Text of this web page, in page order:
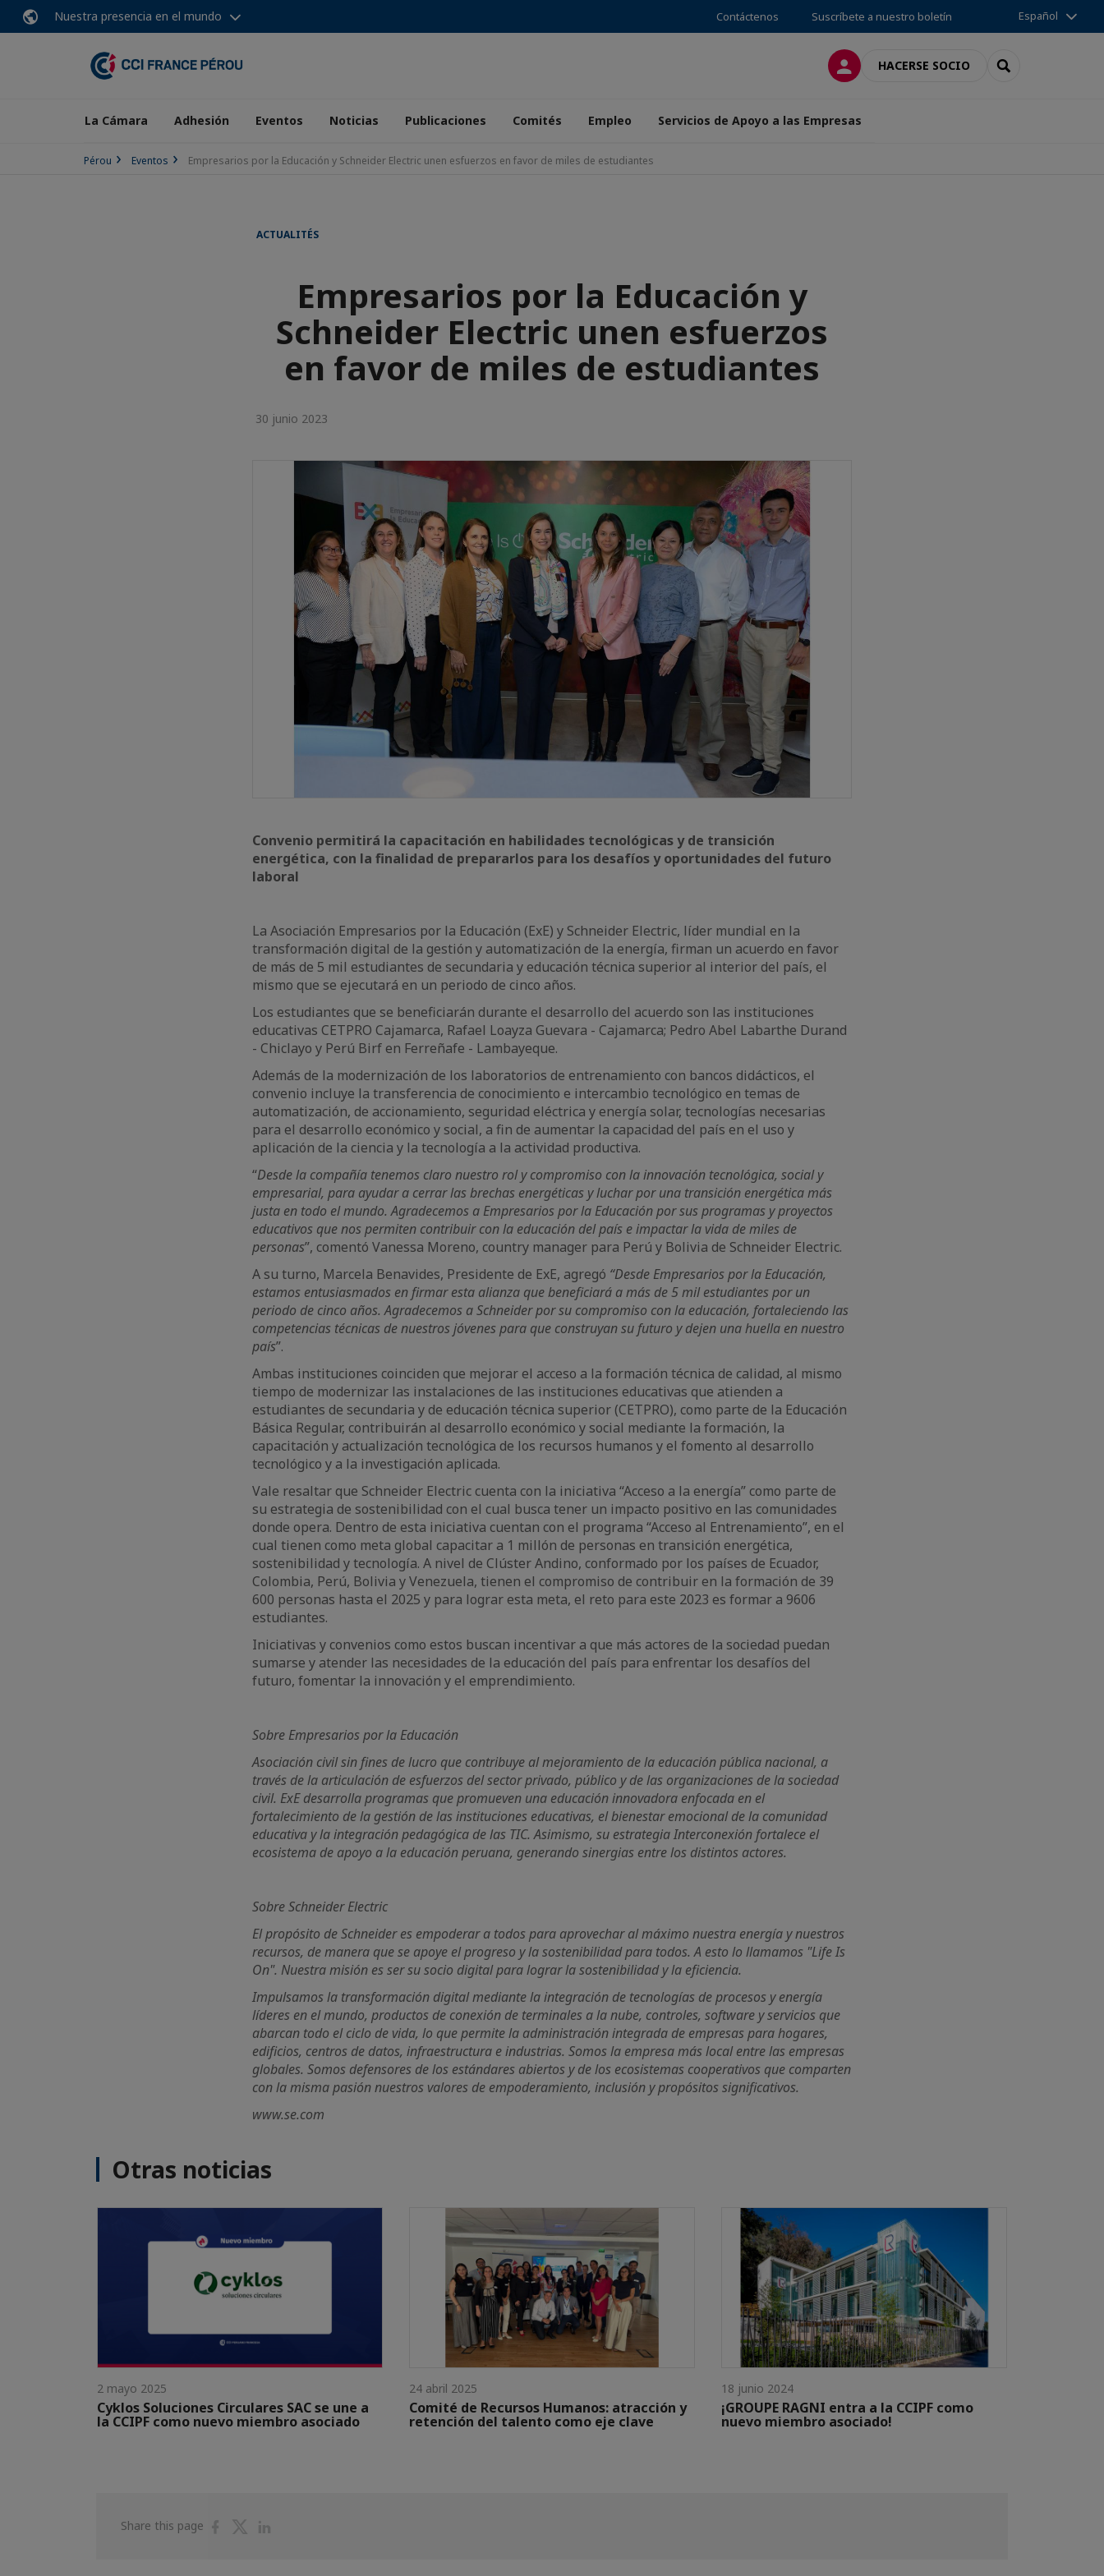
Nuestra presencia en el mundo Contáctenos Suscríbete a nuestro boletín Español
CONECTARSE
HACERSE SOCIO SEARCH
La Cámara Adhesión Eventos Noticias Publicaciones Comités Empleo Servicios de Apoyo a las Empresas
Pérou Eventos Empresarios por la Educación y Schneider Electric unen esfuerzos en favor de miles de estudiantes
ACTUALITÉS
Empresarios por la Educación y
Schneider Electric unen esfuerzos
en favor de miles de estudiantes
30 junio 2023
Convenio permitirá la capacitación en habilidades tecnológicas y de transición
energética, con la finalidad de prepararlos para los desafíos y oportunidades del futuro
laboral
La Asociación Empresarios por la Educación (ExE) y Schneider Electric, líder mundial en la
transformación digital de la gestión y automatización de la energía, firman un acuerdo en favor
de más de 5 mil estudiantes de secundaria y educación técnica superior al interior del país, el
mismo que se ejecutará en un periodo de cinco años.
Los estudiantes que se beneficiarán durante el desarrollo del acuerdo son las instituciones
educativas CETPRO Cajamarca, Rafael Loayza Guevara - Cajamarca; Pedro Abel Labarthe Durand
- Chiclayo y Perú Birf en Ferreñafe - Lambayeque.
Además de la modernización de los laboratorios de entrenamiento con bancos didácticos, el
convenio incluye la transferencia de conocimiento e intercambio tecnológico en temas de
automatización, de accionamiento, seguridad eléctrica y energía solar, tecnologías necesarias
para el desarrollo económico y social, a fin de aumentar la capacidad del país en el uso y
aplicación de la ciencia y la tecnología a la actividad productiva.
“Desde la compañía tenemos claro nuestro rol y compromiso con la innovación tecnológica, social y
empresarial, para ayudar a cerrar las brechas energéticas y luchar por una transición energética más
justa en todo el mundo. Agradecemos a Empresarios por la Educación por sus programas y proyectos
educativos que nos permiten contribuir con la educación del país e impactar la vida de miles de
personas”, comentó Vanessa Moreno, country manager para Perú y Bolivia de Schneider Electric.
A su turno, Marcela Benavides, Presidente de ExE, agregó “Desde Empresarios por la Educación,
estamos entusiasmados en firmar esta alianza que beneficiará a más de 5 mil estudiantes por un
periodo de cinco años. Agradecemos a Schneider por su compromiso con la educación, fortaleciendo las
competencias técnicas de nuestros jóvenes para que construyan su futuro y dejen una huella en nuestro
país”.
Ambas instituciones coinciden que mejorar el acceso a la formación técnica de calidad, al mismo
tiempo de modernizar las instalaciones de las instituciones educativas que atienden a
estudiantes de secundaria y de educación técnica superior (CETPRO), como parte de la Educación
Básica Regular, contribuirán al desarrollo económico y social mediante la formación, la
capacitación y actualización tecnológica de los recursos humanos y el fomento al desarrollo
tecnológico y a la investigación aplicada.
Vale resaltar que Schneider Electric cuenta con la iniciativa “Acceso a la energía” como parte de
su estrategia de sostenibilidad con el cual busca tener un impacto positivo en las comunidades
donde opera. Dentro de esta iniciativa cuentan con el programa “Acceso al Entrenamiento”, en el
cual tienen como meta global capacitar a 1 millón de personas en transición energética,
sostenibilidad y tecnología. A nivel de Clúster Andino, conformado por los países de Ecuador,
Colombia, Perú, Bolivia y Venezuela, tienen el compromiso de contribuir en la formación de 39
600 personas hasta el 2025 y para lograr esta meta, el reto para este 2023 es formar a 9606
estudiantes.
Iniciativas y convenios como estos buscan incentivar a que más actores de la sociedad puedan
sumarse y atender las necesidades de la educación del país para enfrentar los desafíos del
futuro, fomentar la innovación y el emprendimiento.
Sobre Empresarios por la Educación
Asociación civil sin fines de lucro que contribuye al mejoramiento de la educación pública nacional, a
través de la articulación de esfuerzos del sector privado, público y de las organizaciones de la sociedad
civil. ExE desarrolla programas que promueven una educación innovadora enfocada en el
fortalecimiento de la gestión de las instituciones educativas, el bienestar emocional de la comunidad
educativa y la integración pedagógica de las TIC. Asimismo, su estrategia Interconexión fortalece el
ecosistema de apoyo a la educación peruana, generando sinergias entre los distintos actores.
Sobre Schneider Electric
El propósito de Schneider es empoderar a todos para aprovechar al máximo nuestra energía y nuestros
recursos, de manera que se apoye el progreso y la sostenibilidad para todos. A esto lo llamamos "Life Is
On". Nuestra misión es ser su socio digital para lograr la sostenibilidad y la eficiencia.
Impulsamos la transformación digital mediante la integración de tecnologías de procesos y energía
líderes en el mundo, productos de conexión de terminales a la nube, controles, software y servicios que
abarcan todo el ciclo de vida, lo que permite la administración integrada de empresas para hogares,
edificios, centros de datos, infraestructura e industrias. Somos la empresa más local entre las empresas
globales. Somos defensores de los estándares abiertos y de los ecosistemas cooperativos que comparten
con la misma pasión nuestros valores de empoderamiento, inclusión y propósitos significativos.
www.se.com
Otras noticias
2 mayo 2025
Cyklos Soluciones Circulares SAC se une a
la CCIPF como nuevo miembro asociado
24 abril 2025
Comité de Recursos Humanos: atracción y
retención del talento como eje clave
18 junio 2024
¡GROUPE RAGNI entra a la CCIPF como
nuevo miembro asociado!
Share this page
ShareShare